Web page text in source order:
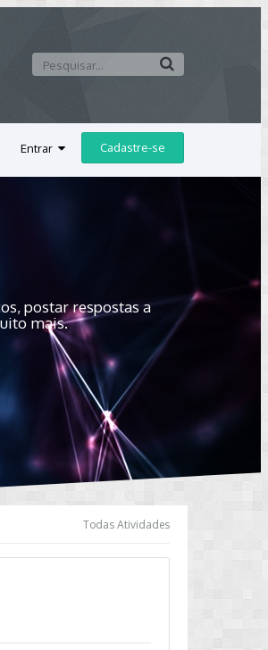
Entrar Cadastre-se
postar respostas a
mais.
Todas Atividades